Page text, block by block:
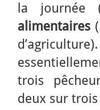
la
alimentaires
trois
deux sur